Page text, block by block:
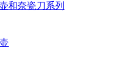
和奈瓷刀系列